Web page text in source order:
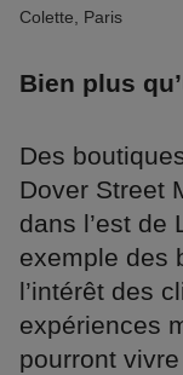
Colette, Paris
Bien plus
Des
Dover Street
dans l’est de
exemple des
l’intérêt des
expériences
pourront